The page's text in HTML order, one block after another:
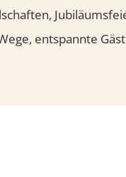
entspannte